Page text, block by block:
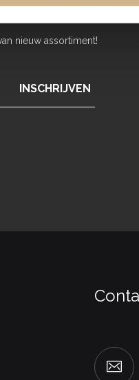
nieuw assortiment!
INSCHRIJVEN